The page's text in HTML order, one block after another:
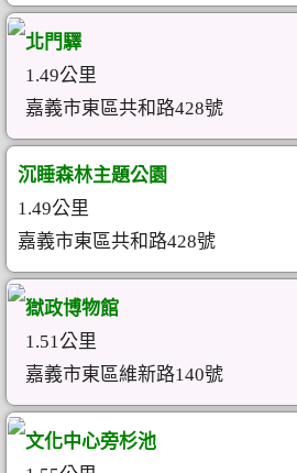
北門驛
1.49公里
嘉義市東區共和路428號
沉睡森林主題公園
1.49公里
嘉義市東區共和路428號
獄政博物館
1.51公里
嘉義市東區維新路140號
文化中心旁杉池